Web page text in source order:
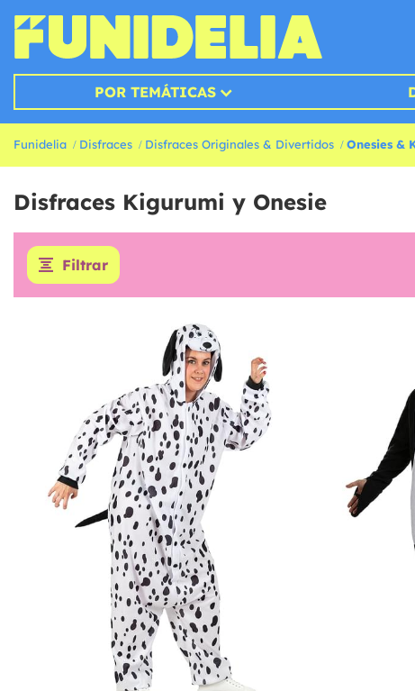
POR TEMÁTICAS
Funidelia Disfraces Disfraces Originales & Divertidos Onesies &
Disfraces Kigurumi y Onesie
Filtrar